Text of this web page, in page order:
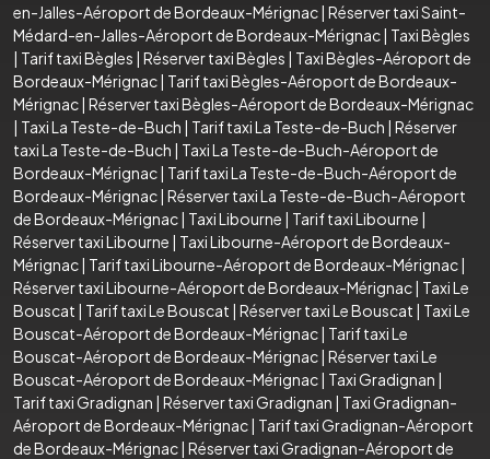
en-Jalles-Aéroport de Bordeaux-Mérignac| Réserver taxi Saint-
Médard-en-Jalles-Aéroport de Bordeaux-Mérignac| Taxi Bègles
| Tarif taxi Bègles | Réserver taxi Bègles | Taxi Bègles-Aéroport de
Bordeaux-Mérignac| Tarif taxi Bègles-Aéroport de Bordeaux-
Mérignac| Réserver taxi Bègles-Aéroport de Bordeaux-Mérignac
| Taxi La Teste-de-Buch | Tarif taxi La Teste-de-Buch | Réserver
taxi La Teste-de-Buch | Taxi La Teste-de-Buch-Aéroport de
Bordeaux-Mérignac| Tarif taxi La Teste-de-Buch-Aéroport de
Bordeaux-Mérignac| Réserver taxi La Teste-de-Buch-Aéroport
de Bordeaux-Mérignac| Taxi Libourne | Tarif taxi Libourne |
Réserver taxi Libourne | Taxi Libourne-Aéroport de Bordeaux-
Mérignac| Tarif taxi Libourne-Aéroport de Bordeaux-Mérignac|
Réserver taxi Libourne-Aéroport de Bordeaux-Mérignac| Taxi Le
Bouscat | Tarif taxi Le Bouscat | Réserver taxi Le Bouscat | Taxi Le
Bouscat-Aéroport de Bordeaux-Mérignac| Tarif taxi Le
Bouscat-Aéroport de Bordeaux-Mérignac| Réserver taxi Le
Bouscat-Aéroport de Bordeaux-Mérignac| Taxi Gradignan |
Tarif taxi Gradignan | Réserver taxi Gradignan | Taxi Gradignan-
Aéroport de Bordeaux-Mérignac| Tarif taxi Gradignan-Aéroport
de Bordeaux-Mérignac| Réserver taxi Gradignan-Aéroport de